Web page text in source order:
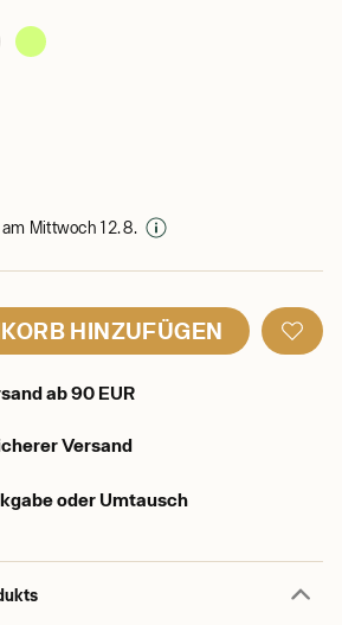
Mittwoch 12. 8.
HINZUFÜGEN
ab 90 EUR
Versand
oder Umtausch